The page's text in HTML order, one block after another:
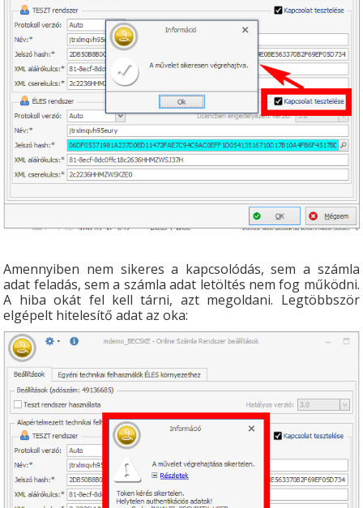
Amennyiben nem sikeres a kapcsolódás, sem a számla
adat feladás, sem a számla adat letöltés nem fog működni.
A hiba okát fel kell tárni, azt megoldani. Legtöbbször
elgépelt hitelesítő adat az oka: